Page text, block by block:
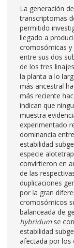
La generación
transcriptomas
permitido
llegado a
cromosómicas y
entre sus dos
de los tres
la planta a lo
más ancestral
más reciente
indican que
muestra
experimentado
dominancia
estabilidad
especie
convirtieron en
de las
duplicaciones
por la gran
cromosómicos
balanceada de
hybridumse
estabilidad
afectada por los